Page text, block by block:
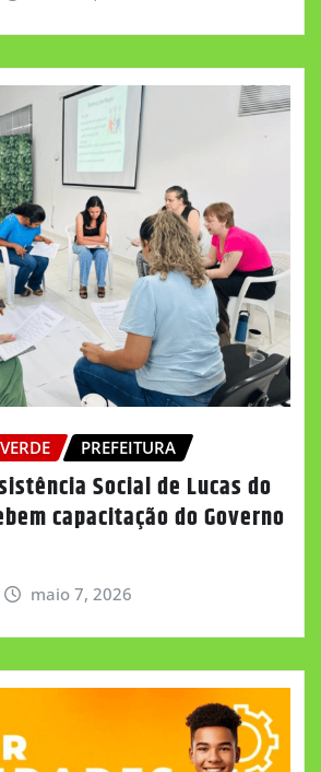
PREFEITURA
Social de Lucas do
capacitação do Governo
maio 7, 2026